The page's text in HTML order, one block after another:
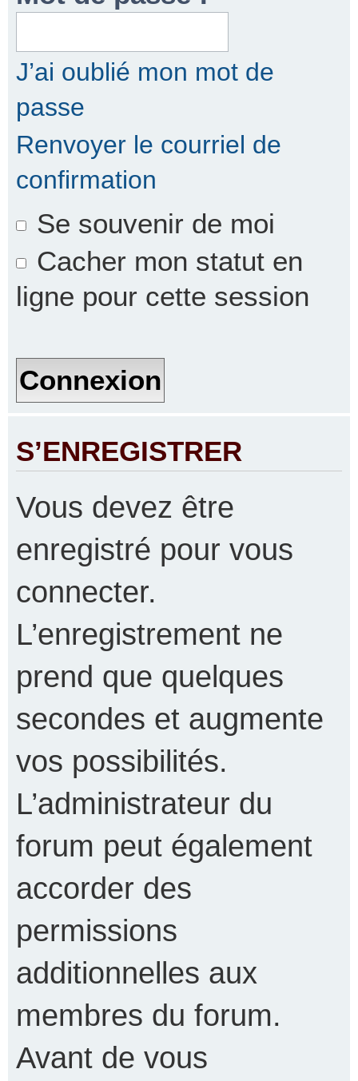
J’ai oublié mon mot de
passe
Renvoyer le courriel de
confirmation
Se souvenir de moi
Cacher mon statut en
ligne pour cette session
S’ENREGISTRER
Vous devez être
enregistré pour vous
connecter.
L’enregistrement ne
prend que quelques
secondes et augmente
vos possibilités.
L’administrateur du
forum peut également
accorder des
permissions
additionnelles aux
membres du forum.
Avant de vous